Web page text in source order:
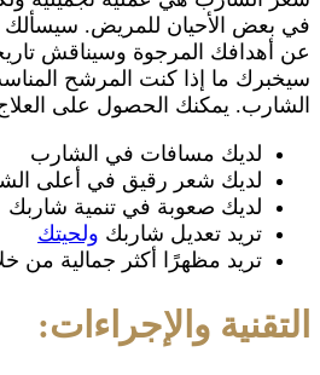
في بعض الأحيان للمريض. سيسألك
عن أهدافك المرجوة وسيناقش
سيخبرك ما إذا كنت المرشح
الشارب. يمكنك الحصول على
لديك مسافات في الشارب
لديك شعر رقيق في أعلى
لديك صعوبة في تنمية شاربك
تريد تعديل شاربك ولحيتك
تريد مظهرًا أكثر جمالية من
التقنية والإجراءات: